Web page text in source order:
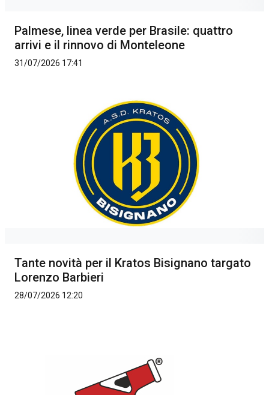
Palmese, linea verde per Brasile: quattro
arrivi e il rinnovo di Monteleone
31/07/2026 17:41
Tante novità per il Kratos Bisignano targato
Lorenzo Barbieri
28/07/2026 12:20